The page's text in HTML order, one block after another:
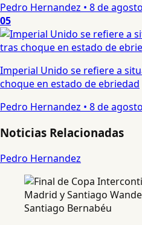
Pedro Hernandez • 8 de
05
Imperial Unido se refiere a
choque en estado de ebriedad
Pedro Hernandez • 8 de
Noticias Relacionadas
Pedro Hernandez